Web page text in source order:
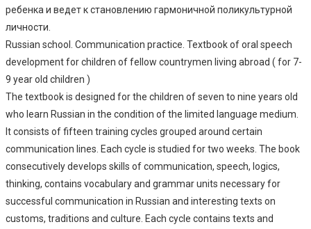
ребенка и ведет к становлению гармоничной поликультурной
личности.
Russian school. Communication practice. Textbook of oral speech
development for children of fellow countrymen living abroad ( for 7-
9 year old children )
The textbook is designed for the children of seven to nine years old
who learn Russian in the condition of the limited language medium.
It consists of fifteen training cycles grouped around certain
communication lines. Each cycle is studied for two weeks. The book
consecutively develops skills of communication, speech, logics,
thinking, contains vocabulary and grammar units necessary for
successful communication in Russian and interesting texts on
customs, traditions and culture. Each cycle contains texts and